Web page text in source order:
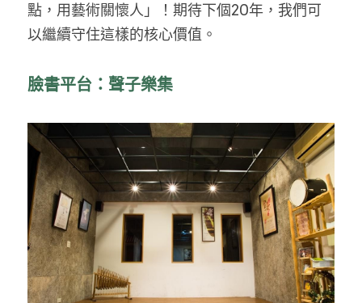
點，用藝術關懷人」！期待下個20年，我們可
以繼續守住這樣的核心價值。
臉書平台：聲子樂集